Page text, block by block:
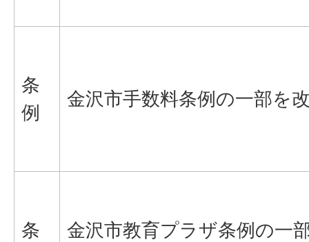
条
例
金沢市手数料条例の一部を
条
金沢市教育プラザ条例の一